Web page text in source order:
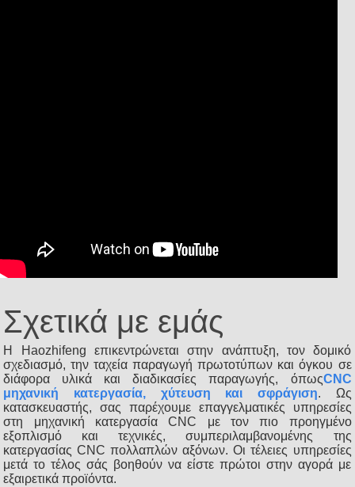
Σχετικά με εμάς
Η Haozhifeng επικεντρώνεται στην ανάπτυξη, τον δομικό
σχεδιασμό, την ταχεία παραγωγή πρωτοτύπων και όγκου σε
διάφορα υλικά και διαδικασίες παραγωγής, όπωςCNC
μηχανική κατεργασία, χύτευση και σφράγιση. Ως
κατασκευαστής, σας παρέχουμε επαγγελματικές υπηρεσίες
στη μηχανική κατεργασία CNC με τον πιο προηγμένο
εξοπλισμό και τεχνικές, συμπεριλαμβανομένης της
κατεργασίας CNC πολλαπλών αξόνων. Οι τέλειες υπηρεσίες
μετά το τέλος σάς βοηθούν να είστε πρώτοι στην αγορά με
εξαιρετικά προϊόντα.